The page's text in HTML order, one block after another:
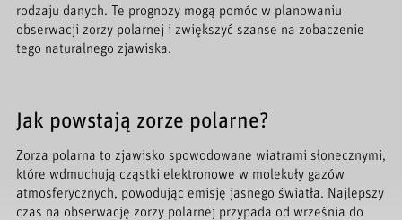
rodzaju danych. Te prognozy mogą pomóc w planowaniu
obserwacji zorzy polarnej i zwiększyć szanse na zobaczenie
tego naturalnego zjawiska.
Jak powstają zorze polarne?
Zorza polarna to zjawisko spowodowane wiatrami słonecznymi,
które wdmuchują cząstki elektronowe w molekuły gazów
atmosferycznych, powodując emisję jasnego światła. Najlepszy
czas na obserwację zorzy polarnej przypada od września do